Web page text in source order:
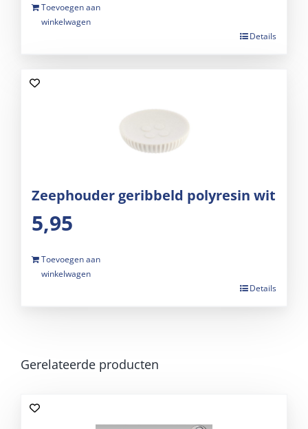
Toevoegen aan
winkelwagen
Details
Zeephouder geribbeld polyresin wit
5,95
Toevoegen aan
winkelwagen
Details
Gerelateerde producten